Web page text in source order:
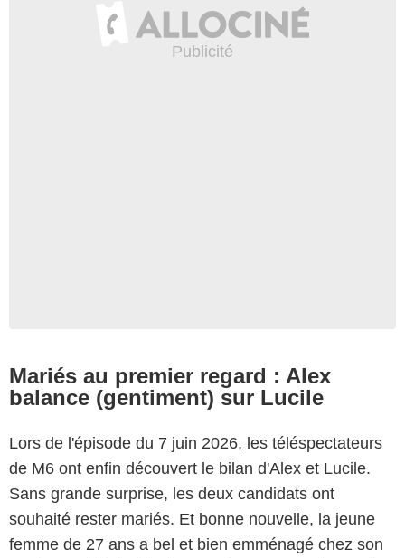
Mariés au premier regard : Alex
balance (gentiment) sur Lucile
Lors de l'épisode du 7 juin 2026, les téléspectateurs
de M6 ont enfin découvert le bilan d'Alex et Lucile.
Sans grande surprise, les deux candidats ont
souhaité rester mariés. Et bonne nouvelle, la jeune
femme de 27 ans a bel et bien emménagé chez son